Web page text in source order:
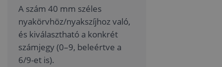
A szám 40 mm széles
nyakörvhöz/nyakszíjhoz való,
és kiválasztható a konkrét
számjegy (0–9, beleértve a
6/9-et is).